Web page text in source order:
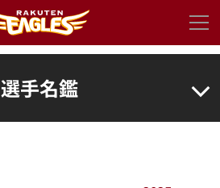
選手名鑑